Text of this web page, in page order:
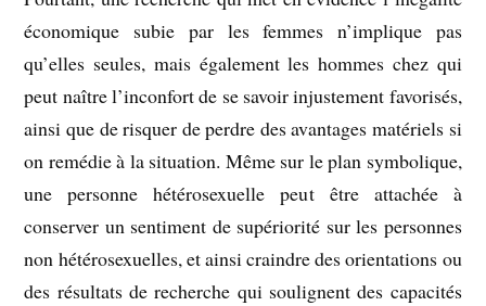
économique subie par les femmes n’implique pas
qu’elles seules, mais également les hommes chez qui
peut naître l’inconfort de se savoir injustement favorisés,
ainsi que de risquer de perdre des avantages matériels si
on remédie à la situation. Même sur le plan symbolique,
une personne hétérosexuelle peut être attachée à
conserver un sentiment de supériorité sur les personnes
non hétérosexuelles, et ainsi craindre des orientations ou
des résultats de recherche qui soulignent des capacités